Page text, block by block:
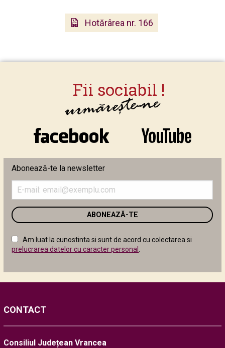
Hotărârea nr. 166
Abonează-te la newsletter
adresa
email
în
următor
Am luat la cunostinta si sunt de acord cu colectarea si
prelucrarea datelor cu caracter personal .
CONTACT
Consiliul Județean Vrancea